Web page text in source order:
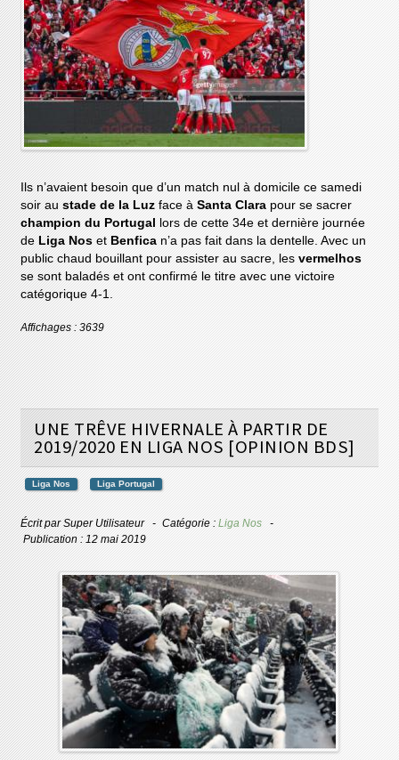
Ils n’avaient besoin que d’un match nul à domicile ce samedi
soir austade de la Luz face àSanta Clara pour se sacrer
champion du Portugal
lors de cette 34e et dernière journée
deLiga Nos et Benfican’a pas fait dans la dentelle. Avec un
public chaud bouillant pour assister au sacre, lesvermelhos
se sont baladés et ont confirmé le titre avec une victoire
catégorique 4-1.
Affichages : 3639
UNE TRÊVE HIVERNALE À PARTIR DE
2019/2020 EN LIGA NOS [OPINION BDS]
Liga Nos Liga Portugal
Écrit parSuper Utilisateur Catégorie :Liga Nos
Publication : 12 mai 2019